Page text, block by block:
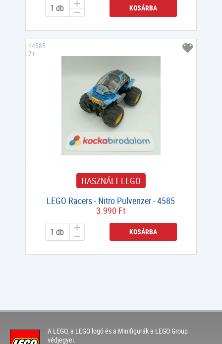
KOSÁRBA
HASZNÁLT LEGO
LEGO Racers - Nitro Pulverizer - 4585
3.990 Ft
KOSÁRBA
h4585
7+
A LEGO, a LEGO logó és a Minifigurák a LEGO Group
védjegyei.